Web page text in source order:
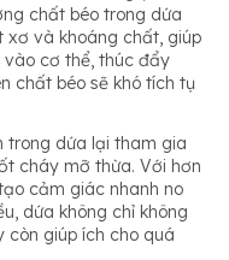
chất béo trong dứa
xơ và khoáng chất, giúp
vào cơ thể, thúc đẩy
chất béo sẽ khó tích tụ
trong dứa lại tham gia
cháy mỡ thừa. Với hơn
cảm giác nhanh no
dứa không chỉ không
còn giúp ích cho quá